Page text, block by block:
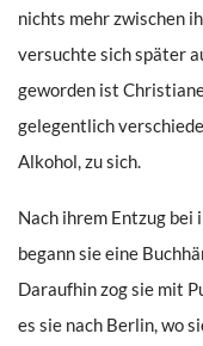
nichts mehr zwischen
versuchte sich später
geworden ist
gelegentlich
Alkohol, zu sich.
Nach ihrem Entzug
begann sie eine
Daraufhin zog sie mit
es sie nach Berlin, wo